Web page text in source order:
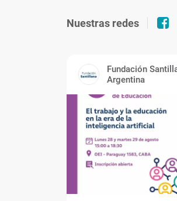
Nuestras redes
Fundación
Argentina